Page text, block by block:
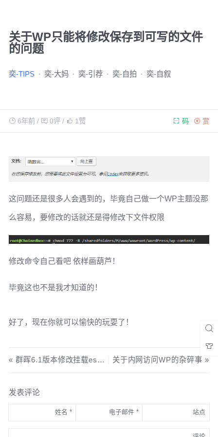
关于WP只能将修改保存到可写的文件
的问题
奕-TIPS 奕-大妈 奕-引荐 奕-自拍 奕-自叙
6年前/ 0评/ 1 赞 赏
码
这问题还是很多人会遇到的，毕竟自己做一个WP主题没那
么容易，要修改的话就还是得修改下文件权限
修改命令自己看吧 依样画葫芦！
毕竟这也不是我才知道的！
好了，现在你就可以愉快的玩耍了！
群晖6.1版本修改挂载esata设置方法 关于内网访问WP的杂碎事
发表评论
姓名 * 电子邮件 * 站点